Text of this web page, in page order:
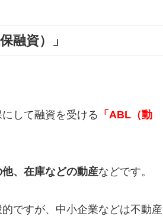
融資）」
して融資を受ける 「ABL（動
、在庫などの動産などです。
ですが、中小企業などは不動産